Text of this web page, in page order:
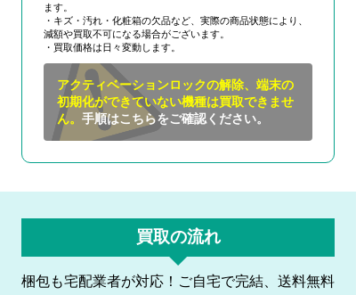
ます。
・キズ・汚れ・化粧箱の欠品など、実際の商品状態により、
減額や買取不可になる場合がございます。
・買取価格は日々変動します。
アクティベーションロックの解除、端末の
初期化ができていない機種は買取できませ
ん。手順はこちらをご確認ください。
買取の流れ
梱包も宅配業者が対応！ご自宅で完結、送料無料